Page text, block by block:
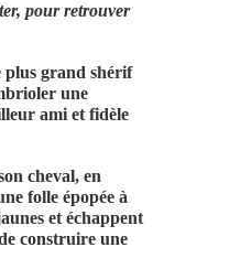
pour retrouver
plus grand shérif
une
ami et fidèle
cheval, en
folle épopée à
et échappent
construire une